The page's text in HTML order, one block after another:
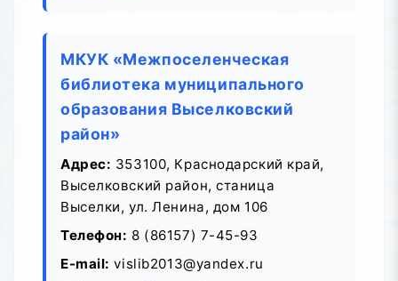
МКУК «Межпоселенческая
библиотека муниципального
образования Выселковский
район»
Адрес: 353100, Краснодарский край,
Выселковский район, станица
Выселки, ул. Ленина, дом 106
Телефон: 8 (86157) 7-45-93
E-mail: vislib2013@yandex.ru